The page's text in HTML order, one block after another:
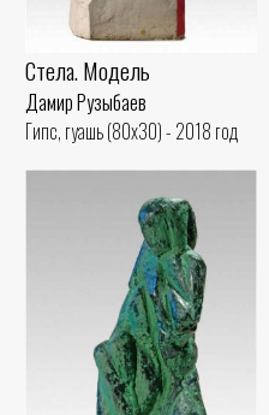
Стела. Модель
Дамир Рузыбаев
Гипс, гуашь (80x30) - 2018 год